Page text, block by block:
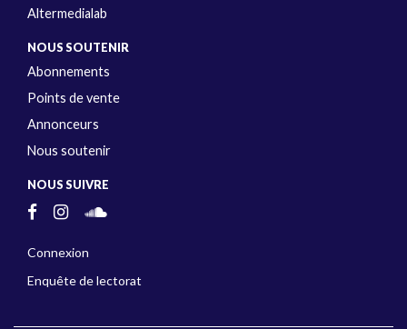
Altermedialab
NOUS SOUTENIR
Abonnements
Points de vente
Annonceurs
Nous soutenir
NOUS SUIVRE
Connexion
Enquête de lectorat